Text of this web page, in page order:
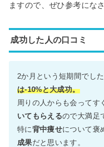
ますので、ぜひ参考にな
成功した人の口コミ
2か月という短期間でし
は-10%と大成功。
周りの人からも会ってす
いてもらえるので大満足
特に背中痩せについて褒
成果だと思います。